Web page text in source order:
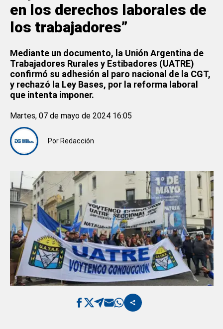
en los derechos laborales de
los trabajadores”
Mediante un documento, la Unión Argentina de
Trabajadores Rurales y Estibadores (UATRE)
confirmó su adhesión al paro nacional de la CGT,
y rechazó la Ley Bases, por la reforma laboral
que intenta imponer.
Por Redacción
Martes, 07 de mayo de 2024 16:05